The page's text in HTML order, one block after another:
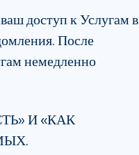
доступ к Услугам в
После
немедленно
И «КАК